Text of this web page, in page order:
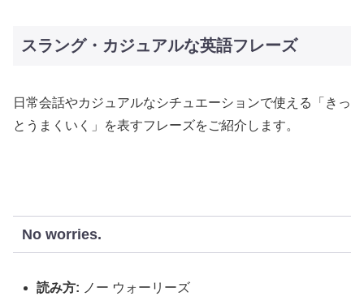
スラング・カジュアルな英語フレーズ
日常会話やカジュアルなシチュエーションで使える「きっ
とうまくいく」を表すフレーズをご紹介します。
No worries.
読み方: ノー ウォーリーズ